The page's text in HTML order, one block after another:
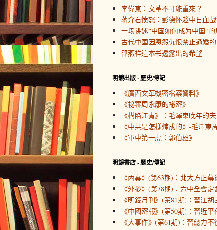
李偉東：文革不可能重來？
蒋介石愤怒：彭德怀趁中日血
一场讲述“中国如何成为中国”的
古代中国因恩怨仇恨禁止通婚
邵燕祥這本书透露出的希望
明鏡出版 - 歷史/傳記
《廣西文革機密檔案資料》
《祕審周永康的祕密》
《構陷江青》：毛澤東晚年的
《中共是怎樣煉成的》-毛澤東
《軍中第一虎：郭伯雄》
明鏡書店 - 歷史/傳記
《內幕》(第63期)：北大方正幕
《外參》(第78期)：六中全會定
《明鏡月刊》(第81期)：習江胡
《中國密報》(第50期)：習近
《大事件》(第61期)：習總力不